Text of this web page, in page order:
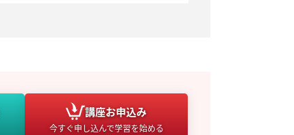
講座お申込み
今すぐ申し込んで学習を始める